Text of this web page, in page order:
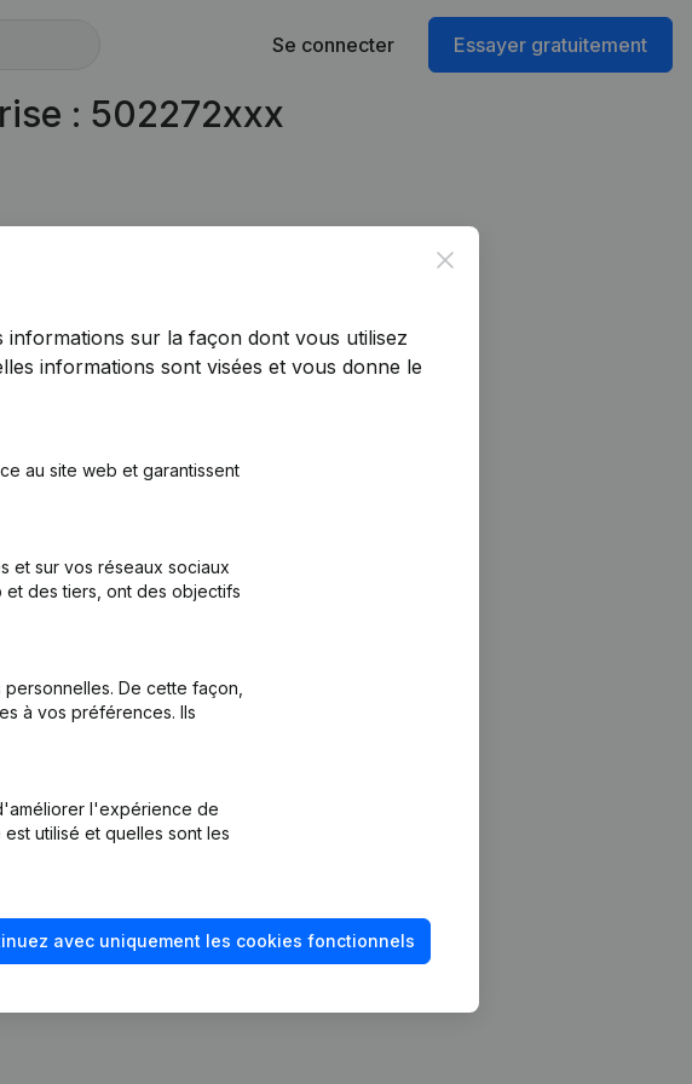
Se connecter Essayer gratuitement
: 502272xxx
Close
sur la façon dont vous utilisez
informations sont visées et vous donne le
au site web et garantissent
et sur vos réseaux sociaux
des tiers, ont des objectifs
De cette façon,
à vos préférences. Ils
l'expérience de
utilisé et quelles sont les
avec uniquement les cookies fonctionnels
fraude
Consulter des comptes annuels
Vérification de la solvabilité